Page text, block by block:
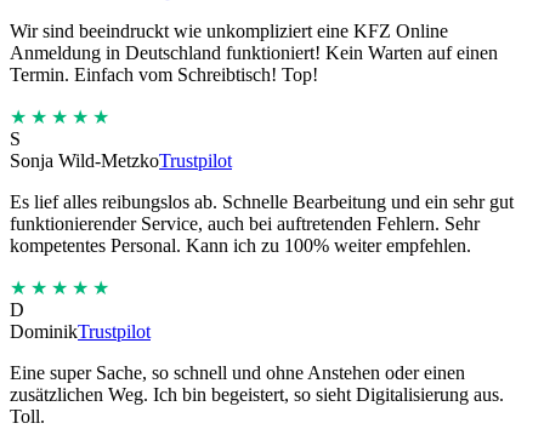
Wir sind beeindruckt wie unkompliziert eine KFZ Online
Anmeldung in Deutschland funktioniert! Kein Warten auf einen
Termin. Einfach vom Schreibtisch! Top!
★★★★★
S
Sonja Wild-MetzkoTrustpilot
Es lief alles reibungslos ab. Schnelle Bearbeitung und ein sehr gut
funktionierender Service, auch bei auftretenden Fehlern. Sehr
kompetentes Personal. Kann ich zu 100% weiter empfehlen.
★★★★★
D
DominikTrustpilot
Eine super Sache, so schnell und ohne Anstehen oder einen
zusätzlichen Weg. Ich bin begeistert, so sieht Digitalisierung aus.
Toll.